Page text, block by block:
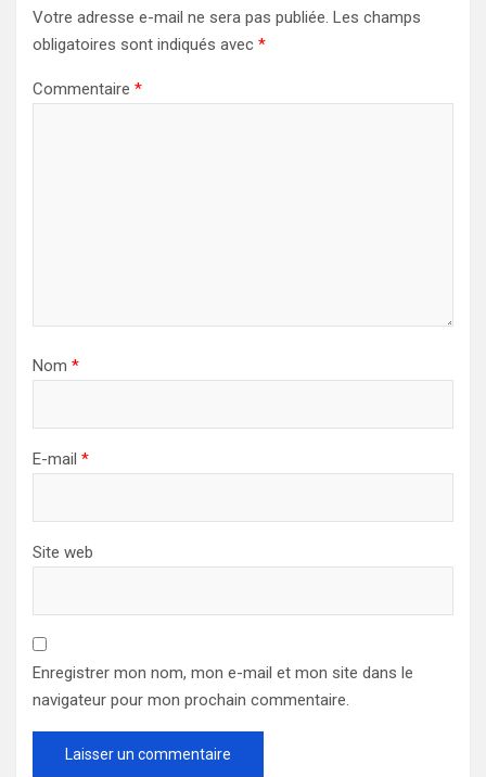
Votre adresse e-mail ne sera pas publiée. Les champs
obligatoires sont indiqués avec *
Commentaire *
Nom *
E-mail *
Site web
Enregistrer mon nom, mon e-mail et mon site dans le
navigateur pour mon prochain commentaire.